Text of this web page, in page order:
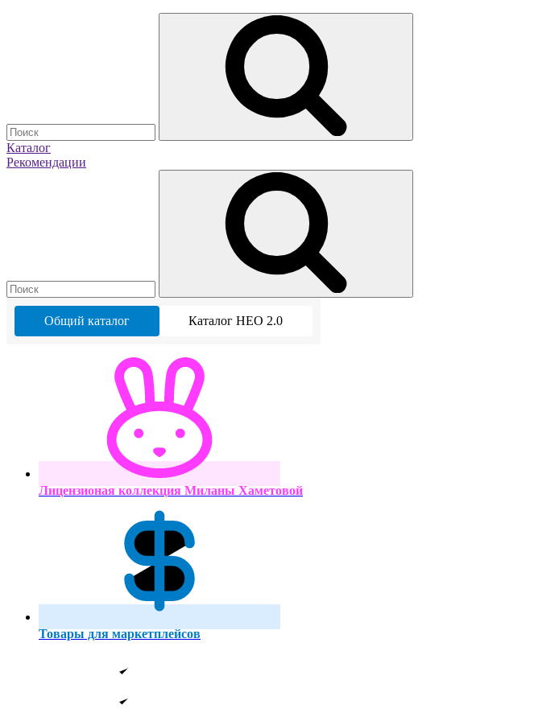
Каталог
Рекомендации
Общий каталог Каталог НЕО 2.0
Лицензионая коллекция Миланы Хаметовой
Товары для маркетплейсов